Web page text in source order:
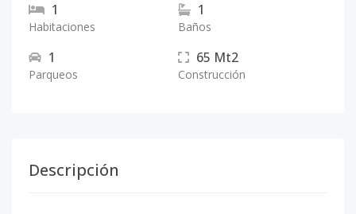
1
Habitaciones
1
Baños
1
Parqueos
65 Mt2
Construcción
Descripción